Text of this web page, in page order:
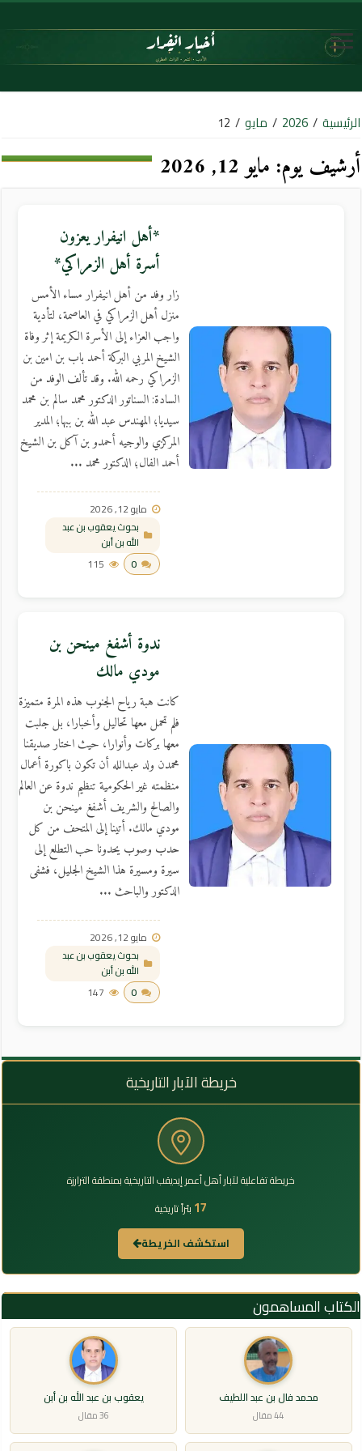
الرئيسية /
2026
/ مايو /
12
أرشيف يوم: مايو 12, 2026
*أهل انيفرار يعزون
أسرة أهل الزمراكي*
مايو 12, 2026
بحوث يعقوب بن عبد
الله بن أبن
0
115
زار وفد من أهل انيفرار مساء الأمس
منزل أهل الزمراكي في العاصمة، لتأدية
واجب العزاء إلى الأسرة الكريمة إثر وفاة
الشيخ المربي البركة أحمد باب بن امين بن
الزمراكي رحمه الله. وقد تألف الوفد من
السادة: السناتور الدكتور محمد سالم بن محمد
سيديا؛ المهندس عبد الله بن ببها؛ المدير
المركزي والوجيه أحمدو بن آكل بن الشيخ
أحمد الفال؛ الدكتور محمد ...
ندوة أشفغ مينحن بن
مودي مالك
مايو 12, 2026
بحوث يعقوب بن عبد
الله بن أبن
0
147
كانت هبة رياح الجنوب هذه المرة متميزة
فلم تحمل معها تحاليل وأخبارا، بل جلبت
معها بركات وأنوارا، حيث اختار صديقنا
محمدن ولد عبدالله أن تكون باكورة أعمال
منظمته غير الحكومية تنظيم ندوة عن العالم
والصالح والشريف أشفغ مينحن بن
مودي مالك. أتينا إلى المتحف من كل
حدب وصوب يحدونا حب التطلع إلى
سيرة ومسيرة هذا الشيخ الجليل، فشفى
الدكتور والباحث ...
خريطة الآبار التاريخية
خريطة تفاعلية لآبار أهل أعمر إيديقب التاريخية بمنطقة الترارزة
17 بئراً تاريخية
استكشف الخريطة
الكتاب المساهمون
محمد فال بن عبد اللطيف
44 مقال
يعقوب بن عبد الله بن أبن
36 مقال